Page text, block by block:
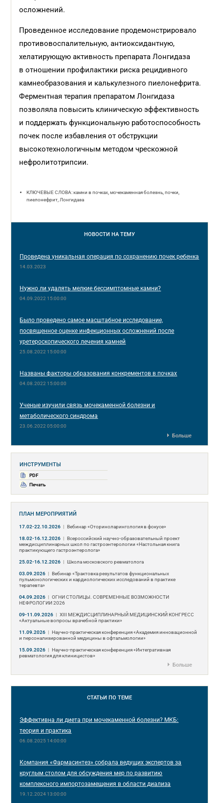
осложнений.
Проведенное исследование продемонстрировало
противовоспалительную, антиоксидантную,
хелатирующую активность препарата Лонгидаза
в отношении профилактики риска рецидивного
камнеобразования и калькулезного пиелонефрита.
Ферментная терапия препаратом Лонгидаза
позволяла повысить клиническую эффективность
и поддержать функциональную работоспособность
почек после избавления от обструкции
высокотехнологичным методом чрескожной
нефролитотрипсии.
КЛЮЧЕВЫЕ СЛОВА: камни в почках, мочекаменная болезнь, почки,
пиелонефрит, Лонгидаза
НОВОСТИ НА ТЕМУ
Проведена уникальная операция по сохранению почек ребенка
14.03.2023
Нужно ли удалять мелкие бессимптомные камни?
04.09.2022 15:00:00
Было проведено самое масштабное исследование,
посвященное оценке инфекционных осложнений после
уретероскопического лечения камней
25.08.2022 15:00:00
Названы факторы образования конкрементов в почках
04.08.2022 15:00:00
Ученые изучили связь мочекаменной болезни и
метаболического синдрома
23.06.2022 05:00:00
Больше
ИНСТРУМЕНТЫ
PDF
Печать
ПЛАН МЕРОПРИЯТИЙ
17.02-22.10.2026 | Вебинар «Оториноларингология в фокусе»
18.02-16.12.2026 | Всероссийский научно-образовательный проект
междисциплинарных школ по гастроэнтерологии «Настольная книга
практикующего гастроэнтеролога»
25.02-16.12.2026 | Школа московского ревматолога
03.09.2026 | Вебинар «Трактовка результатов функциональных
пульмонологических и кардиологических исследований в практике
терапевта»
04.09.2026 | ОГНИ СТОЛИЦЫ. СОВРЕМЕННЫЕ ВОЗМОЖНОСТИ
НЕФРОЛОГИИ 2026
09-11.09.2026 | ХIII МЕЖДИСЦИПЛИНАРНЫЙ МЕДИЦИНСКИЙ КОНГРЕСС
«Актуальные вопросы врачебной практики»
11.09.2026 | Научно-практическая конференция «Академия инновационной
и персонализированной медицины в офтальмологии»
15.09.2026 | Научно-практическая конференция «Интегративная
ревматология для клиницистов»
Больше
СТАТЬИ ПО ТЕМЕ
Эффективна ли диета при мочекаменной болезни? МКБ:
теория и практика
06.08.2025 14:00:00
Компания «Фармасинтез» собрала ведущих экспертов за
круглым столом для обсуждения мер по развитию
комплексного импортозамещения в области диализа
19.12.2024 13:00:00